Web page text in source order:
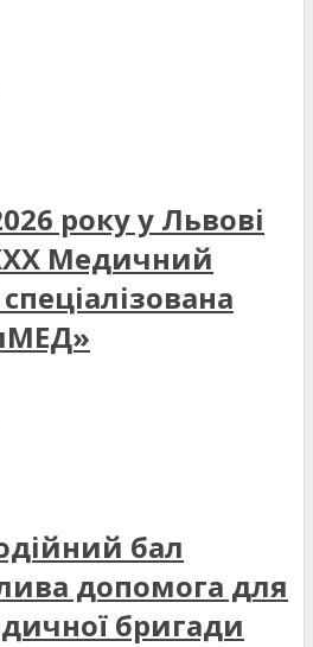
року у Львові
Медичний
бал
допомога для
бригади